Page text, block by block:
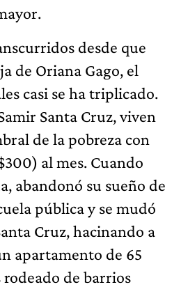
desde que
de Oriana Gago, el
casi se ha triplicado.
Santa Cruz, viven
de la pobreza con
al mes. Cuando
abandonó su sueño de
pública y se mudó
Cruz, hacinando a
apartamento de 65
de barrios